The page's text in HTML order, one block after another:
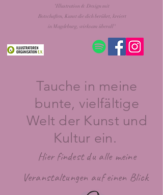
"Illustration & Design mit
Botschaften, Kunst die dich berührt, kreiert
in Magdeburg, wirksam überall"
Tauche in meine
bunte, vielfältige
Welt der Kunst und
Kultur ein.
Hier findest du alle meine
Veranstaltungen auf einen Blick